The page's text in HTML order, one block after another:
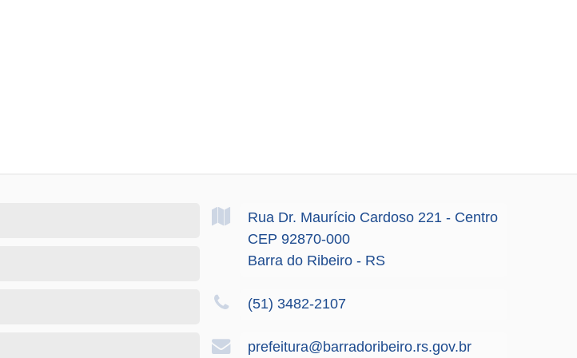
Rua Dr. Maurício Cardoso 221 - Centro
CEP 92870-000
Barra do Ribeiro - RS
(51) 3482-2107
prefeitura@barradoribeiro.rs.gov.br